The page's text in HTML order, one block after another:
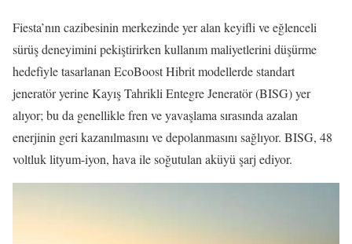
Fiesta’nın cazibesinin merkezinde yer alan keyifli ve eğlenceli
sürüş deneyimini pekiştirirken kullanım maliyetlerini düşürme
hedefiyle tasarlanan EcoBoost Hibrit modellerde standart
jeneratör yerine Kayış Tahrikli Entegre Jeneratör (BISG) yer
alıyor; bu da genellikle fren ve yavaşlama sırasında azalan
enerjinin geri kazanılmasını ve depolanmasını sağlıyor. BISG, 48
voltluk lityum-iyon, hava ile soğutulan aküyü şarj ediyor.